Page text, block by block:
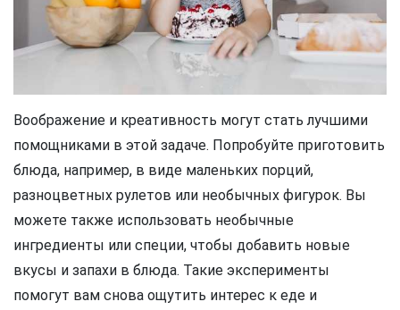
Воображение и креативность могут стать лучшими
помощниками в этой задаче. Попробуйте приготовить
блюда, например, в виде маленьких порций,
разноцветных рулетов или необычных фигурок. Вы
можете также использовать необычные
ингредиенты или специи, чтобы добавить новые
вкусы и запахи в блюда. Такие эксперименты
помогут вам снова ощутить интерес к еде и